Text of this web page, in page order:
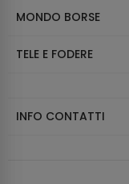
MONDO BORSE
TELE E FODERE
INFO CONTATTI